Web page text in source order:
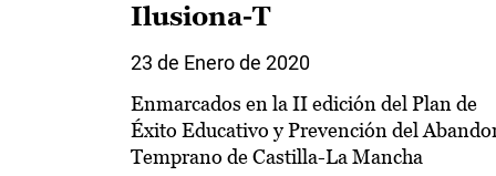
Ilusiona-T
23 de Enero de 2020
Enmarcados en la II edición del Plan de
Éxito Educativo y Prevención del
Temprano de Castilla-La Mancha